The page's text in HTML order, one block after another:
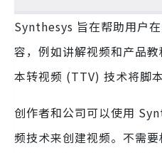
Synthesys 旨在帮助用户
容，例如讲解视频和产品
本转视频 (TTV) 技术将脚
创作者和公司可以使用
频技术来创建视频。不需